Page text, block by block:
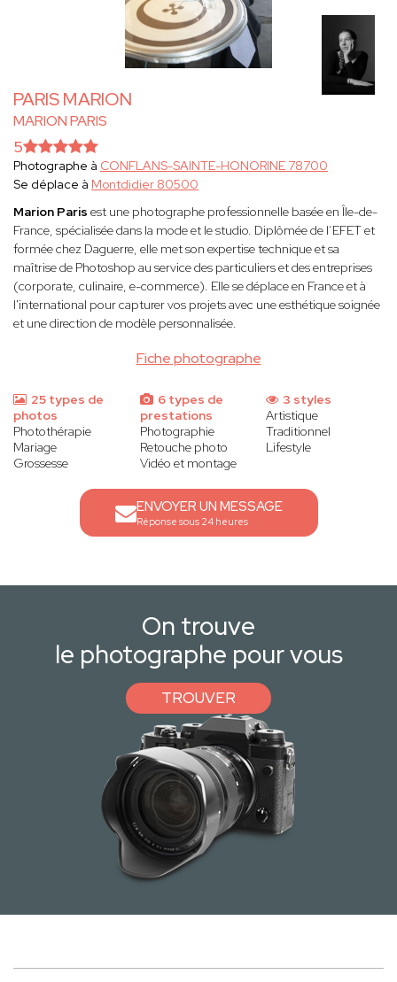
PARIS MARION
MARION PARIS
Fiche photographe
5
Photographe à CONFLANS-SAINTE-HONORINE 78700
Se déplace à Montdidier 80500
Marion Paris est une photographe professionnelle basée en Île-de-
France, spécialisée dans la mode et le studio. Diplômée de l’EFET et
formée chez Daguerre, elle met son expertise technique et sa
maîtrise de Photoshop au service des particuliers et des entreprises
(corporate, culinaire, e-commerce). Elle se déplace en France et à
l'international pour capturer vos projets avec une esthétique soignée
et une direction de modèle personnalisée.
25 types de
photos
Photothérapie
Mariage
Grossesse
6 types de
prestations
Photographie
Retouche photo
Vidéo et montage
3 styles
Artistique
Traditionnel
Lifestyle
ENVOYER UN MESSAGE
Réponse sous 24 heures
On trouve
le photographe pour vous
TROUVER